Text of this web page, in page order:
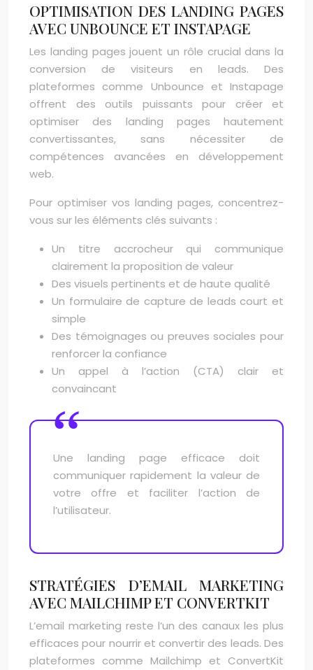
OPTIMISATION DES LANDING PAGES
AVEC UNBOUNCE ET INSTAPAGE
Les landing pages jouent un rôle crucial dans la
conversion de visiteurs en leads. Des
plateformes comme Unbounce et Instapage
offrent des outils puissants pour créer et
optimiser des landing pages hautement
convertissantes, sans nécessiter de
compétences avancées en développement
web.
Pour optimiser vos landing pages, concentrez-
vous sur les éléments clés suivants :
Un titre accrocheur qui communique
clairement la proposition de valeur
Des visuels pertinents et de haute qualité
Un formulaire de capture de leads court et
simple
Des témoignages ou preuves sociales pour
renforcer la confiance
Un appel à l’action (CTA) clair et
convaincant
Une landing page efficace doit
communiquer rapidement la valeur de
votre offre et faciliter l’action de
l’utilisateur.
STRATÉGIES D’EMAIL MARKETING
AVEC MAILCHIMP ET CONVERTKIT
L’email marketing reste l’un des canaux les plus
efficaces pour nourrir et convertir des leads. Des
plateformes comme Mailchimp et ConvertKit